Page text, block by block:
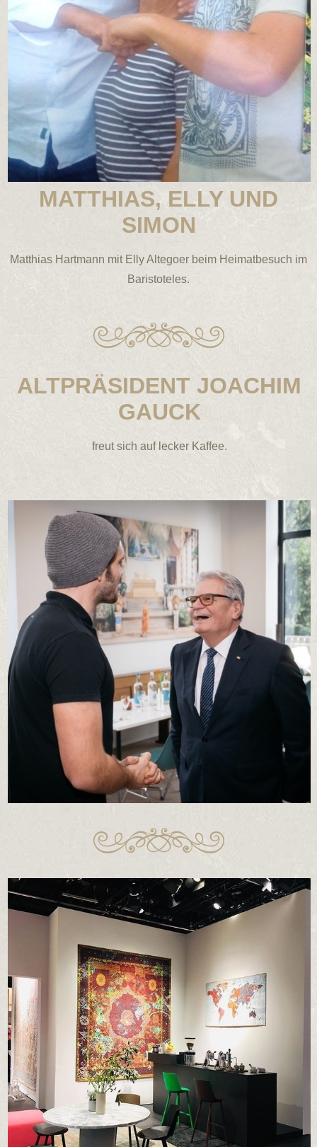
MATTHIAS, ELLY UND
SIMON
Matthias Hartmann mit Elly Altegoer beim Heimatbesuch im
Baristoteles.
ALTPRÄSIDENT JOACHIM
GAUCK
freut sich auf lecker Kaffee.